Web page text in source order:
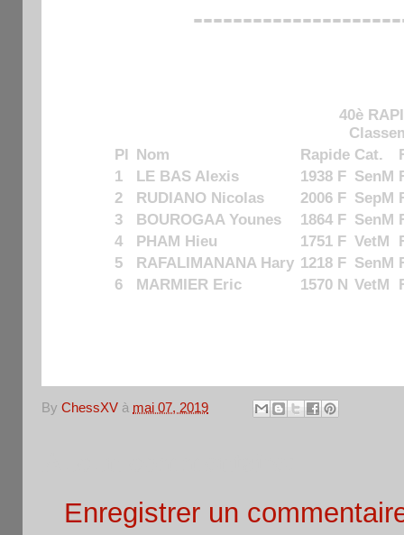
40è
Pl Nom Rapide Cat.
1
LE BAS Alexis 1938 F SenM
2
RUDIANO Nicolas 2006 F SepM
3
BOUROGAA Younes 1864 F SenM
4
PHAM Hieu 1751 F VetM
5
RAFALIMANANA Hary 1218 F SenM
6
MARMIER Eric 1570 N VetM
By ChessXV à mai 07, 2019
Enregistrer un